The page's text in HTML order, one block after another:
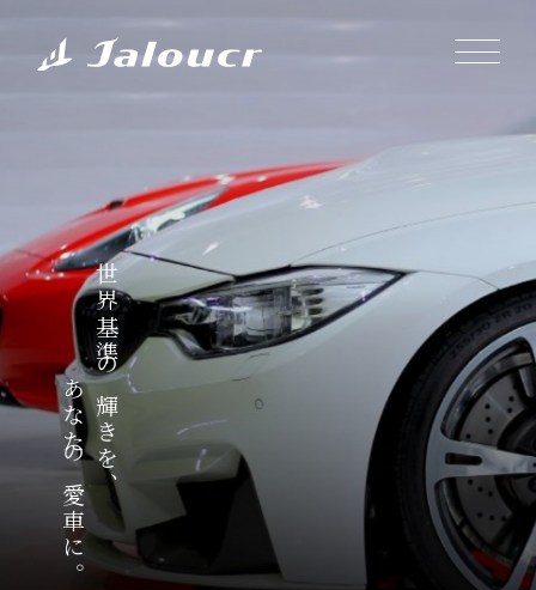
世界基準の輝きを、
あなたの愛車に。